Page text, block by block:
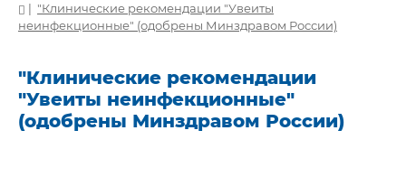
| "Клинические рекомендации "Увеиты
неинфекционные" (одобрены Минздравом России)
"Клинические рекомендации
"Увеиты неинфекционные"
(одобрены Минздравом России)